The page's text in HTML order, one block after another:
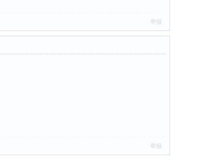
举报
举报